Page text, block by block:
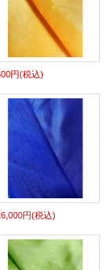
円(税込)
円(税込)